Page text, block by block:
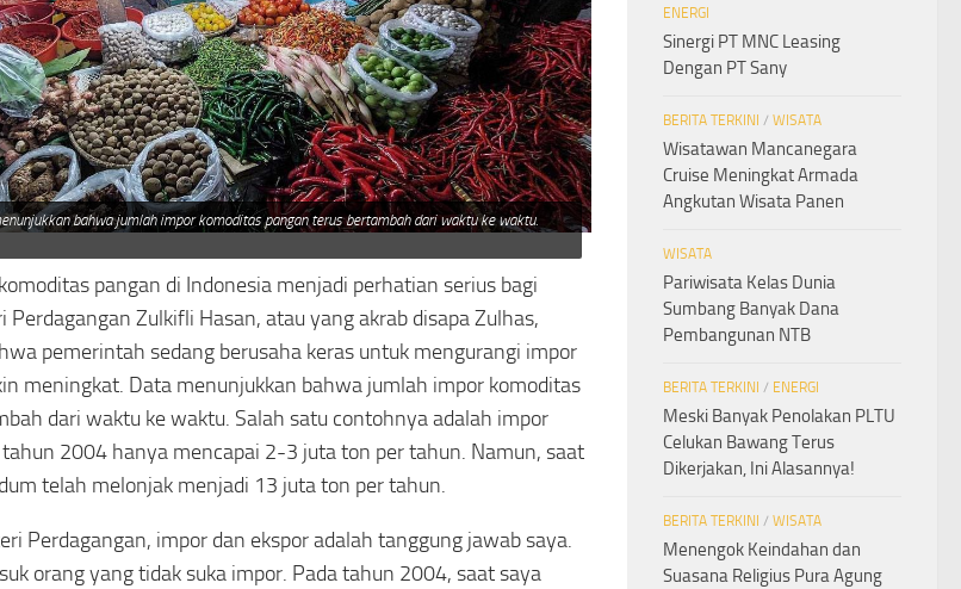
bahwa jumlah impor komoditas pangan terus bertambah dari waktu ke waktu.
pangan di Indonesia menjadi perhatian serius bagi
Zulkifli Hasan, atau yang akrab disapa Zulhas,
pemerintah sedang berusaha keras untuk mengurangi impor
meningkat. Data menunjukkan bahwa jumlah impor komoditas
dari waktu ke waktu. Salah satu contohnya adalah impor
2004 hanya mencapai 2-3 juta ton per tahun. Namun, saat
telah melonjak menjadi 13 juta ton per tahun.
Perdagangan, impor dan ekspor adalah tanggung jawab saya.
orang yang tidak suka impor. Pada tahun 2004, saat saya
ENERGI
Sinergi PT MNC Leasing
Dengan PT Sany
BERITA TERKINI / WISATA
Wisatawan Mancanegara
Cruise Meningkat Armada
Angkutan Wisata Panen
WISATA
Pariwisata Kelas Dunia
Sumbang Banyak Dana
Pembangunan NTB
BERITA TERKINI / ENERGI
Meski Banyak Penolakan PLTU
Celukan Bawang Terus
Dikerjakan, Ini Alasannya!
BERITA TERKINI / WISATA
Menengok Keindahan dan
Suasana Religius Pura Agung